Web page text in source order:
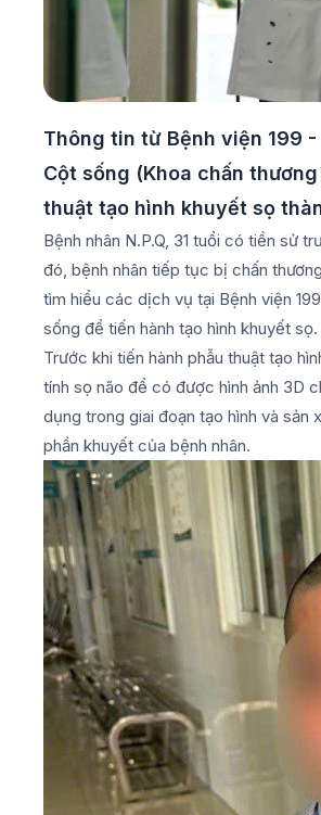
Thông tin từ Bệnh viện 199
Cột sống (Khoa chấn
thuật tạo hình khuyết sọ
Bệnh nhân N.P.Q, 31 tuổi có tiền sử
đó, bệnh nhân tiếp tục bị chấn
tìm hiểu các dịch vụ tại Bệnh viện
sống để tiến hành tạo hình khuyết sọ.
Trước khi tiến hành phẫu thuật tạo
tính sọ não để có được hình ảnh 3D
dụng trong giai đoạn tạo hình và sản
phần khuyết của bệnh nhân.